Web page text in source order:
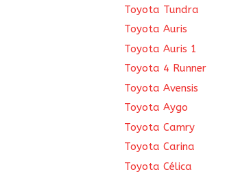
Toyota Tundra
Toyota Auris
Toyota Auris 1
Toyota 4 Runner
Toyota Avensis
Toyota Aygo
Toyota Camry
Toyota Carina
Toyota Célica